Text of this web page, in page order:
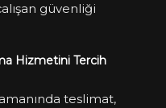
güvenliği
Hizmetini Tercih
teslimat,